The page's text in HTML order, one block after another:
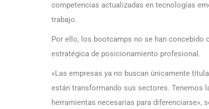
competencias actualizadas en tecnologías
trabajo.
Por ello, los bootcamps no se han
estratégica de posicionamiento profesional.
«Las empresas ya no buscan únicamente
están transformando sus sectores. Tenemos
herramientas necesarias para diferenciarse»,